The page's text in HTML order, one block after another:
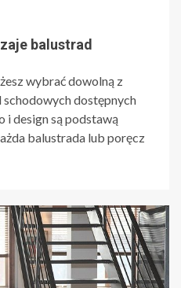
balustrad
wybrać dowolną z
dostępnych
i design są podstawą
balustrada lub poręcz